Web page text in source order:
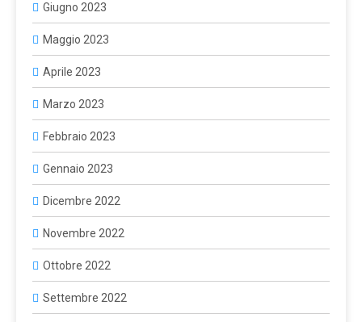
Giugno 2023
Maggio 2023
Aprile 2023
Marzo 2023
Febbraio 2023
Gennaio 2023
Dicembre 2022
Novembre 2022
Ottobre 2022
Settembre 2022